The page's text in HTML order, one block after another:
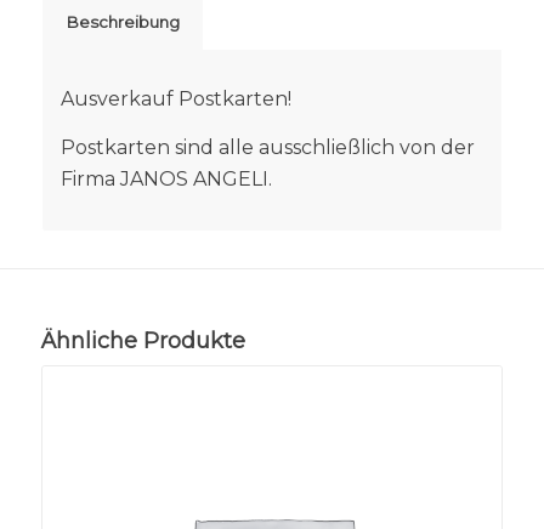
Beschreibung
Ausverkauf Postkarten!
Postkarten sind alle ausschließlich von der
Firma JANOS ANGELI.
Ähnliche Produkte